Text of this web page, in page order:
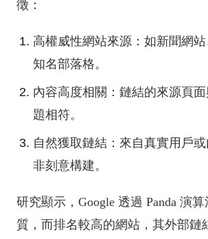
徵：
高權威性網站來源：如新聞網站
知名部落格。
內容高度相關：鏈結的來源頁
題相符。
自然獲取鏈結：來自真實用戶
非刻意構建。
研究顯示，Google 透過 Panda 演
質，而排名較高的網站，其外部鏈